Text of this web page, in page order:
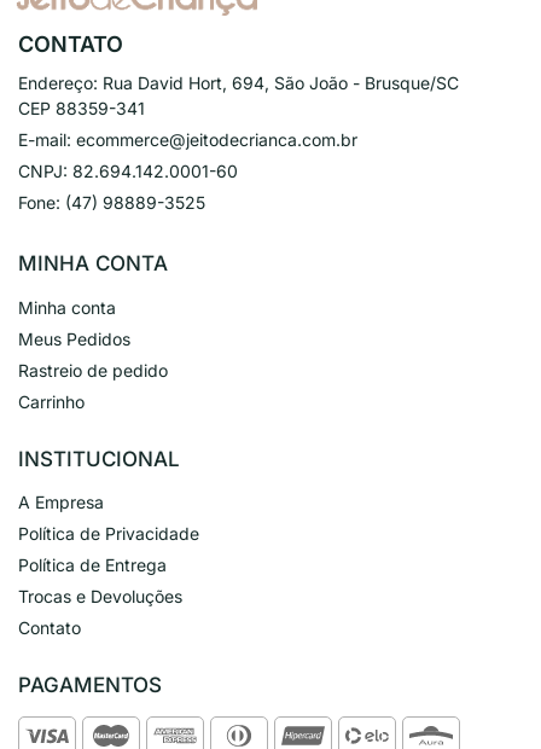
CONTATO
Endereço: Rua David Hort, 694, São João - Brusque/SC
CEP 88359-341
E-mail: ecommerce@jeitodecrianca.com.br
CNPJ: 82.694.142.0001-60
Fone: (47) 98889-3525
MINHA CONTA
Minha conta
Meus Pedidos
Rastreio de pedido
Carrinho
INSTITUCIONAL
A Empresa
Política de Privacidade
Política de Entrega
Trocas e Devoluções
Contato
PAGAMENTOS